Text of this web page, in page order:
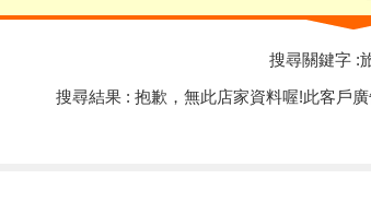
搜尋關鍵字 :
搜尋結果 : 抱歉，無此店家資料喔!此客戶